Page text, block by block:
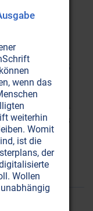
des
letztlich
dass das
ist, so
wenn das
weiterhin
Womit
ist die
der
Wollen